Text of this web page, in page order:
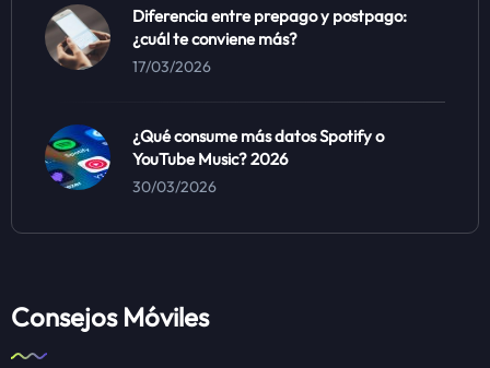
Diferencia entre prepago y postpago:
¿cuál te conviene más?
17/03/2026
¿Qué consume más datos Spotify o
YouTube Music? 2026
30/03/2026
Consejos Móviles